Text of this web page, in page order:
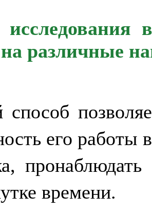
различные
его работы
времени.